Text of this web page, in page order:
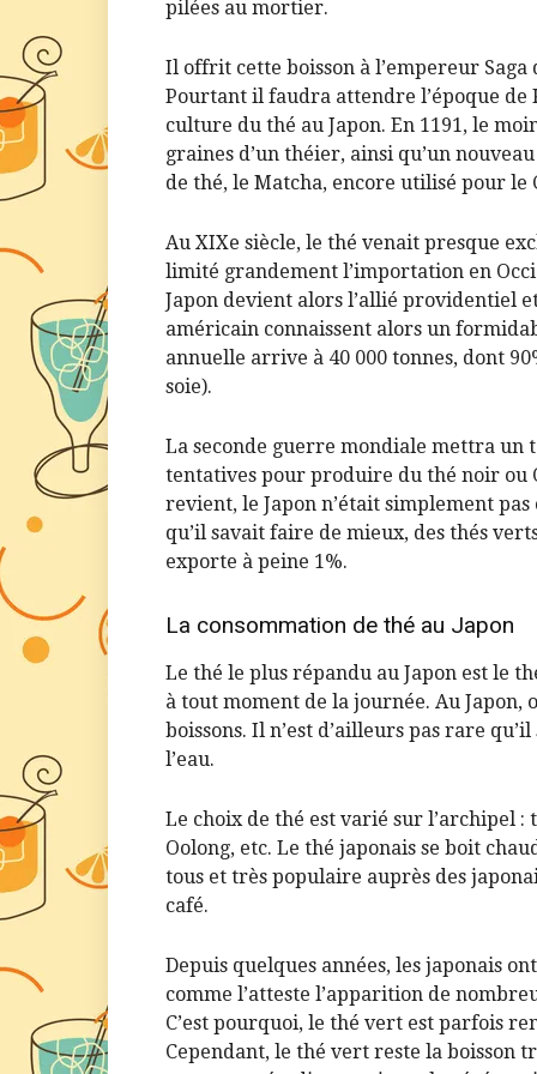
pilées au mortier.
Il offrit cette boisson à l’empereur
Pourtant il faudra attendre l’époque de
culture du thé au Japon. En 1191, le
graines d’un théier, ainsi qu’un
de thé, le Matcha, encore utilisé pour le
Au XIXe siècle, le thé venait presque
limité grandement l’importation en
Japon devient alors l’allié providentiel
américain connaissent alors un
annuelle arrive à 40 000 tonnes, dont
soie).
La seconde guerre mondiale mettra un
tentatives pour produire du thé noir ou
revient, le Japon n’était simplement
qu’il savait faire de mieux, des thés
exporte à peine 1%.
La consommation de thé au Japon
Le thé le plus répandu au Japon est le
à tout moment de la journée. Au
boissons. Il n’est d’ailleurs pas rare
l’eau.
Le choix de thé est varié sur l’archipel
Oolong, etc. Le thé japonais se boit
tous et très populaire auprès des
café.
Depuis quelques années, les japonais
comme l’atteste l’apparition de
C’est pourquoi, le thé vert est parfois
Cependant, le thé vert reste la boisson